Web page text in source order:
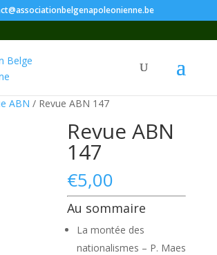
ABN / Revue ABN 147
Revue ABN
147
€5,00
Au sommaire
La montée des
nationalismes – P. Maes